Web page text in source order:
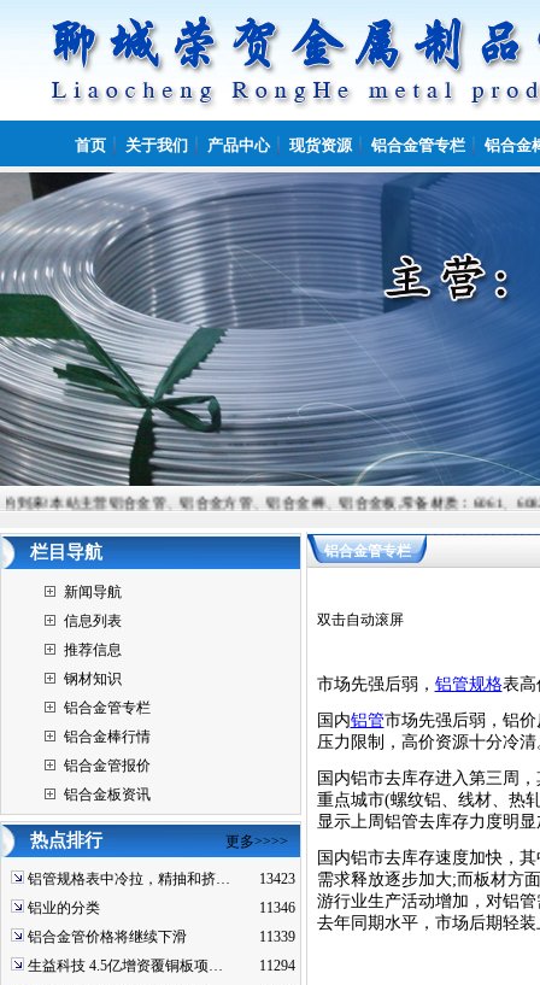
首页 关于我们 产品中心 现货资源 铝合金管专栏 铝合金
来!本站主营铝合金管、铝合金方管、铝合金棒、铝合金板,常备材质：6061、6082
栏目导航
新闻导航
信息列表
推荐信息
钢材知识
铝合金管专栏
铝合金棒行情
铝合金管报价
铝合金板资讯
热点排行 更多>>>>
铝管规格表中冷拉，精抽和挤…
13423
铝业的分类
11346
铝合金管价格将继续下滑
11339
生益科技 4.5亿增资覆铜板项…
11294
铝合金管专栏
双击自动滚屏
市场先强后弱， 铝管规格表高
国内铝管市场先强后弱，铝
压力限制，高价资源十分冷清
国内铝市去库存进入第三周
重点城市(螺纹铝、线材、热
显示上周铝管去库存力度明显
国内铝市去库存速度加快，
需求释放逐步加大;而板材方
游行业生产活动增加，对铝
去年同期水平，市场后期轻